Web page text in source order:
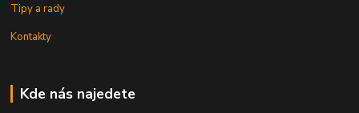
Tipy a rady
Kontakty
Kde nás najedete